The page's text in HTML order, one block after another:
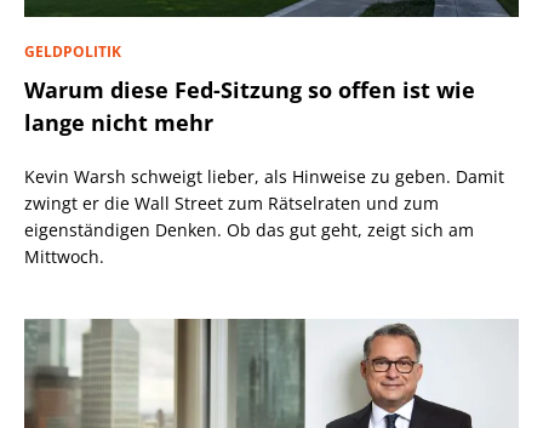
GELDPOLITIK
Warum diese Fed-Sitzung so offen ist wie
lange nicht mehr
Kevin Warsh schweigt lieber, als Hinweise zu geben. Damit
zwingt er die Wall Street zum Rätselraten und zum
eigenständigen Denken. Ob das gut geht, zeigt sich am
Mittwoch.